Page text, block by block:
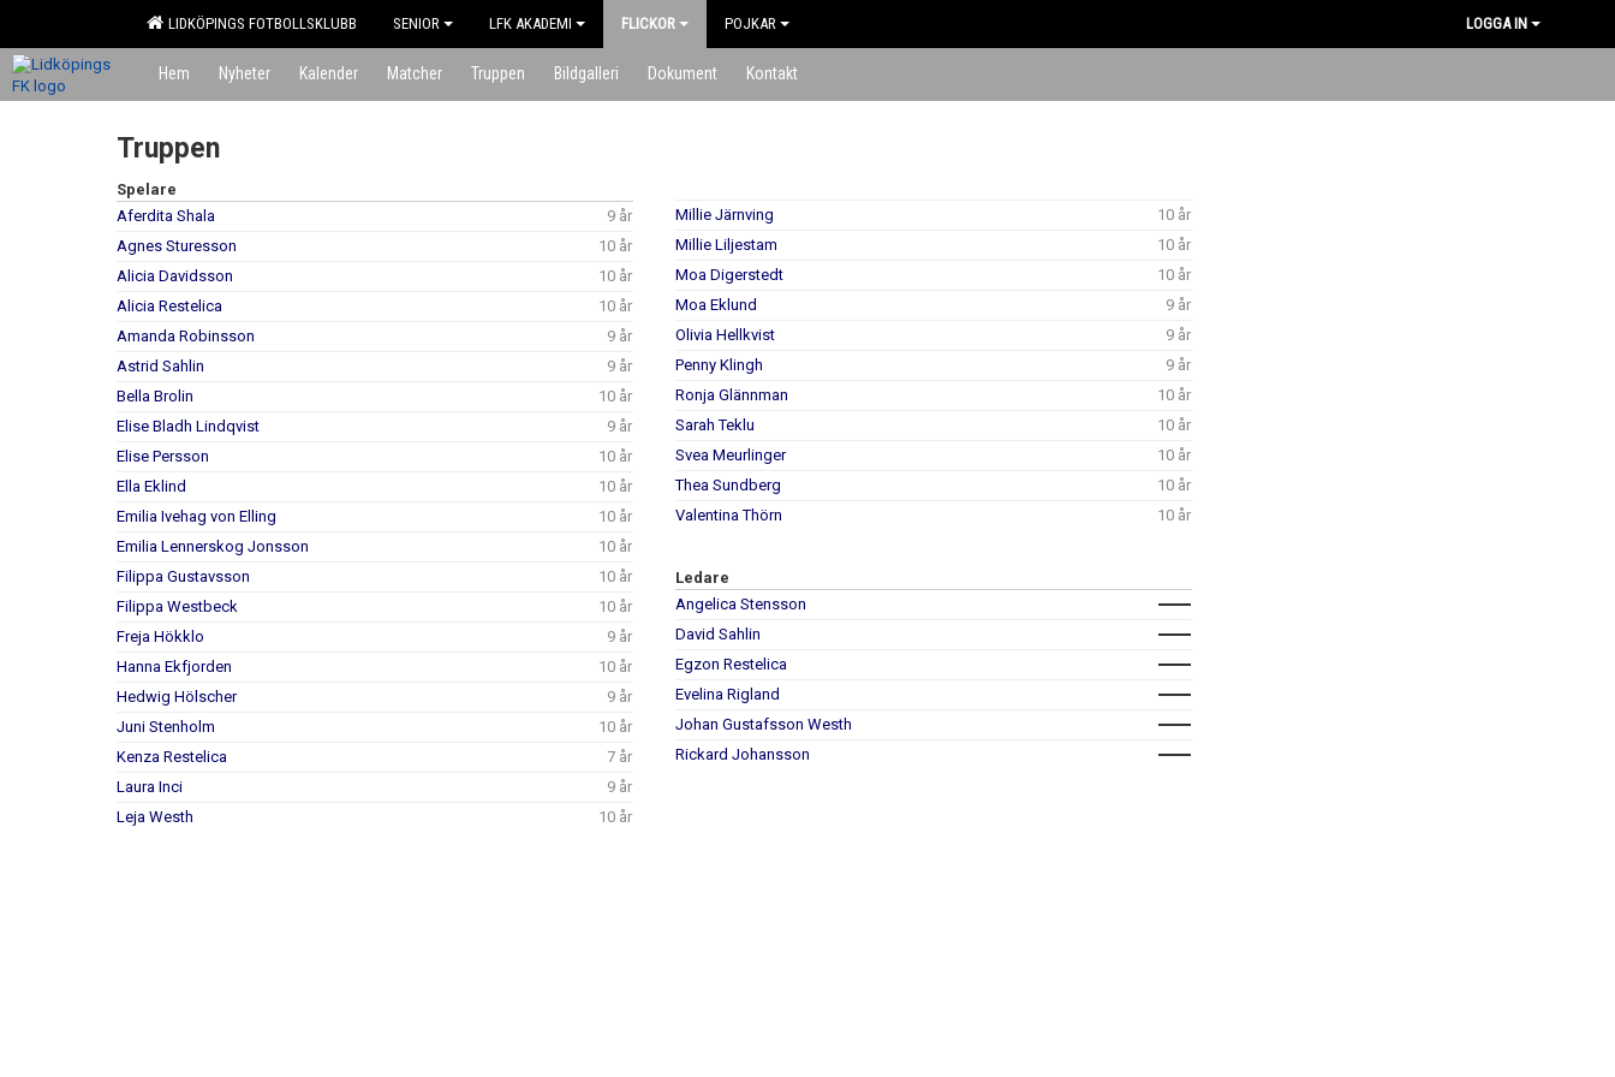
LIDKÖPINGS FOTBOLLSKLUBB SENIOR LFK AKADEMI FLICKOR POJKAR LOGGA IN
Hem Nyheter Kalender Matcher Truppen Bildgalleri Dokument Kontakt
Truppen
Spelare
Aferdita Shala
9 år
Agnes Sturesson
10 år
Alicia Davidsson
10 år
Alicia Restelica
10 år
Amanda Robinsson
9 år
Astrid Sahlin
9 år
Bella Brolin
10 år
Elise Bladh Lindqvist
9 år
Elise Persson
10 år
Ella Eklind
10 år
Emilia Ivehag von Elling
10 år
Emilia Lennerskog Jonsson
10 år
Filippa Gustavsson
10 år
Filippa Westbeck
10 år
Freja Hökklo
9 år
Hanna Ekfjorden
10 år
Hedwig Hölscher
9 år
Juni Stenholm
10 år
Kenza Restelica
7 år
Laura Inci
9 år
Leja Westh
10 år
Millie Järnving
10 år
Millie Liljestam
10 år
Moa Digerstedt
10 år
Moa Eklund
9 år
Olivia Hellkvist
9 år
Penny Klingh
9 år
Ronja Glännman
10 år
Sarah Teklu
10 år
Svea Meurlinger
10 år
Thea Sundberg
10 år
Valentina Thörn
10 år
Ledare
Angelica Stensson
David Sahlin
Egzon Restelica
Evelina Rigland
Johan Gustafsson Westh
Rickard Johansson